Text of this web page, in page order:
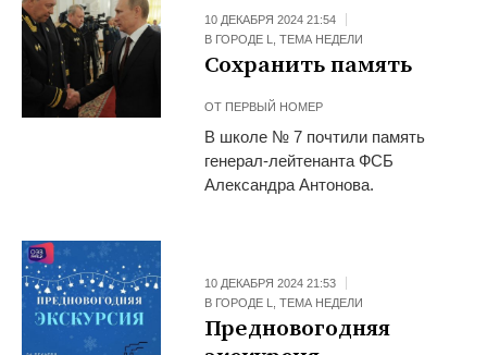
10 ДЕКАБРЯ 2024 21:54
В ГОРОДЕ L,ТЕМА НЕДЕЛИ
Сохранить память
ОТ ПЕРВЫЙ НОМЕР
В школе № 7 почтили память
генерал-лейтенанта ФСБ
Александра Антонова.
10 ДЕКАБРЯ 2024 21:53
В ГОРОДЕ L,ТЕМА НЕДЕЛИ
Предновогодняя